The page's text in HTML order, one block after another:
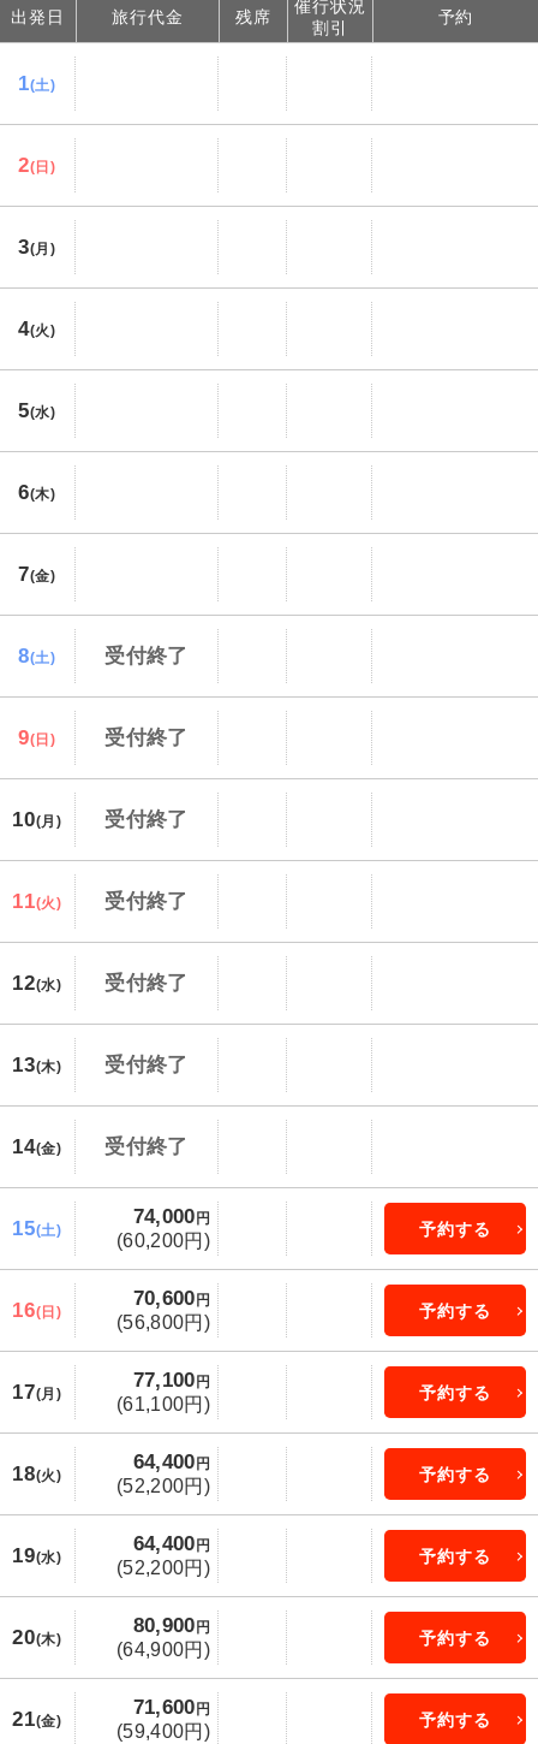
出発日 旅行代金 残席
催行状況
割引
予約
1(土)
2(日)
3(月)
4(火)
5(水)
6(木)
7(金)
8(土) 受付終了
9(日) 受付終了
10(月) 受付終了
11(火) 受付終了
12(水) 受付終了
13(木) 受付終了
14(金) 受付終了
15(土)
74,000 円
(60,200円)
予約する
16(日)
70,600 円
(56,800円)
予約する
17(月)
77,100 円
(61,100円)
予約する
18(火)
64,400 円
(52,200円)
予約する
19(水)
64,400 円
(52,200円)
予約する
20(木)
80,900 円
(64,900円)
予約する
21(金)
71,600 円
(59,400円)
予約する